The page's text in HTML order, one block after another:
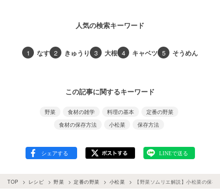
人気の検索キーワード
1 なす 2 きゅうり 3 大根 4 キャベツ 5 そうめん
この記事に関するキーワード
野菜 食材の雑学 料理の基本
定番の野菜
食材の保存方法
小松菜 保存方法
TOP レシピ 野菜 定番の野菜 小松菜 【野菜ソムリエ解説】小松菜の保